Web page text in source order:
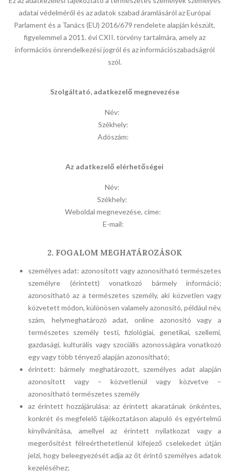
adatai védelméről és az adatok szabad áramlásáról az Európai
Parlament és a Tanács (EU) 2016/679 rendelete alapján készült,
figyelemmel a 2011. évi CXII. törvény tartalmára, amely az
információs önrendelkezési jogról és az információszabadságról
szól.
Szolgáltató, adatkezelő megnevezése
Név:
Székhely:
Adószám:
Az adatkezelő elérhetőségei
Név:
Székhely:
Weboldal megnevezése, címe:
E-mail:
2. FOGALOM MEGHATÁROZÁSOK
személyes adat: azonosított vagy azonosítható természetes
személyre (érintett) vonatkozó bármely információ;
azonosítható az a természetes személy, aki közvetlen vagy
közvetett módon, különösen valamely azonosító, például név,
szám, helymeghatározó adat, online azonosító vagy a
természetes személy testi, fiziológiai, genetikai, szellemi,
gazdasági, kulturális vagy szociális azonosságára vonatkozó
egy vagy több tényező alapján azonosítható;
érintett: bármely meghatározott, személyes adat alapján
azonosított vagy – közvetlenül vagy közvetve –
azonosítható természetes személy
az érintett hozzájárulása: az érintett akaratának önkéntes,
konkrét és megfelelő tájékoztatáson alapuló és egyértelmű
kinyilvánítása, amellyel az érintett nyilatkozat vagy a
megerősítést félreérthetetlenül kifejező cselekedet útján
jelzi, hogy beleegyezését adja az őt érintő személyes adatok
kezeléséhez;